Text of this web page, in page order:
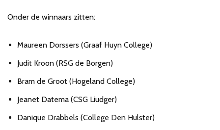
Onder de winnaars zitten:
Maureen Dorssers (Graaf Huyn College)
Judit Kroon (RSG de Borgen)
Bram de Groot (Hogeland College)
Jeanet Datema (CSG Liudger)
Danique Drabbels (College Den Hulster)